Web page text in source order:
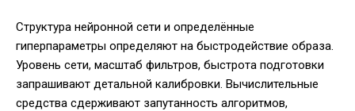
Структура нейронной сети и определённые
гиперпараметры определяют на быстродействие образа.
Уровень сети, масштаб фильтров, быстрота подготовки
запрашивают детальной калибровки. Вычислительные
средства сдерживают запутанность алгоритмов,